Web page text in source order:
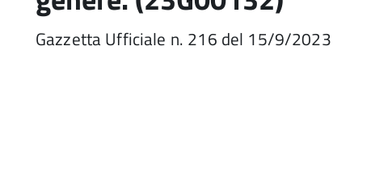
Gazzetta Ufficiale n. 216 del 15/9/2023